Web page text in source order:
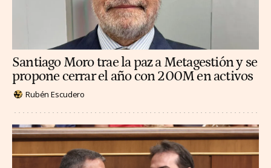
Santiago Moro trae la paz a Metagestión y se
propone cerrar el año con 200M en activos
Rubén Escudero